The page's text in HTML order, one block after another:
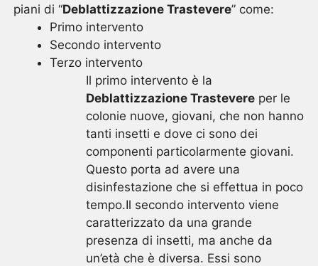
piani di “Deblattizzazione Trastevere” come:
Primo intervento
Secondo intervento
Terzo intervento
Il primo intervento è la
Deblattizzazione Trastevere per le
colonie nuove, giovani, che non hanno
tanti insetti e dove ci sono dei
componenti particolarmente giovani.
Questo porta ad avere una
disinfestazione che si effettua in poco
tempo.Il secondo intervento viene
caratterizzato da una grande
presenza di insetti, ma anche da
un’età che è diversa. Essi sono